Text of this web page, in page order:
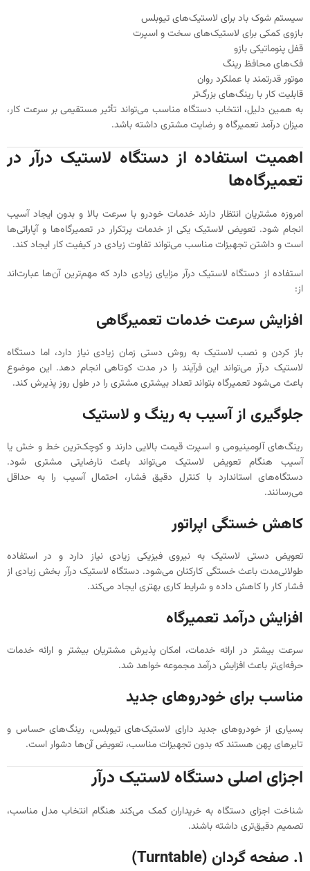
سیستم شوک باد برای لاستیک‌های تیوبلس
بازوی کمکی برای لاستیک‌های سخت و اسپرت
قفل پنوماتیکی بازو
فک‌های محافظ رینگ
موتور قدرتمند با عملکرد روان
قابلیت کار با رینگ‌های بزرگ‌تر
به همین دلیل، انتخاب دستگاه مناسب می‌تواند تأثیر مستقیمی بر سرعت کار،
میزان درآمد تعمیرگاه و رضایت مشتری داشته باشد.
اهمیت استفاده از دستگاه لاستیک درآر در
تعمیرگاه‌ها
امروزه مشتریان انتظار دارند خدمات خودرو با سرعت بالا و بدون ایجاد آسیب
انجام شود. تعویض لاستیک یکی از خدمات پرتکرار در تعمیرگاه‌ها و آپاراتی‌ها
است و داشتن تجهیزات مناسب می‌تواند تفاوت زیادی در کیفیت کار ایجاد کند.
استفاده از دستگاه لاستیک درآر مزایای زیادی دارد که مهم‌ترین آن‌ها عبارت‌اند
از:
افزایش سرعت خدمات تعمیرگاهی
باز کردن و نصب لاستیک به روش دستی زمان زیادی نیاز دارد، اما دستگاه
لاستیک درآر می‌تواند این فرآیند را در مدت کوتاهی انجام دهد. این موضوع
باعث می‌شود تعمیرگاه بتواند تعداد بیشتری مشتری را در طول روز پذیرش کند.
جلوگیری از آسیب به رینگ و لاستیک
رینگ‌های آلومینیومی و اسپرت قیمت بالایی دارند و کوچک‌ترین خط و خش یا
آسیب هنگام تعویض لاستیک می‌تواند باعث نارضایتی مشتری شود.
دستگاه‌های استاندارد با کنترل دقیق فشار، احتمال آسیب را به حداقل
می‌رسانند.
کاهش خستگی اپراتور
تعویض دستی لاستیک به نیروی فیزیکی زیادی نیاز دارد و در استفاده
طولانی‌مدت باعث خستگی کارکنان می‌شود. دستگاه لاستیک درآر بخش زیادی از
فشار کار را کاهش داده و شرایط کاری بهتری ایجاد می‌کند.
افزایش درآمد تعمیرگاه
سرعت بیشتر در ارائه خدمات، امکان پذیرش مشتریان بیشتر و ارائه خدمات
حرفه‌ای‌تر باعث افزایش درآمد مجموعه خواهد شد.
مناسب برای خودروهای جدید
بسیاری از خودروهای جدید دارای لاستیک‌های تیوبلس، رینگ‌های حساس و
تایرهای پهن هستند که بدون تجهیزات مناسب، تعویض آن‌ها دشوار است.
اجزای اصلی دستگاه لاستیک درآر
شناخت اجزای دستگاه به خریداران کمک می‌کند هنگام انتخاب مدل مناسب،
تصمیم دقیق‌تری داشته باشند.
۱. صفحه گردان (Turntable)